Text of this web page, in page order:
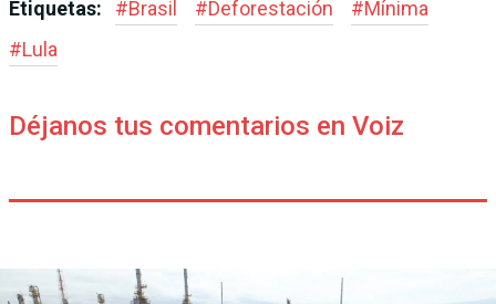
Etiquetas: #Brasil #Deforestación #Mínima
#Lula
Déjanos tus comentarios en Voiz